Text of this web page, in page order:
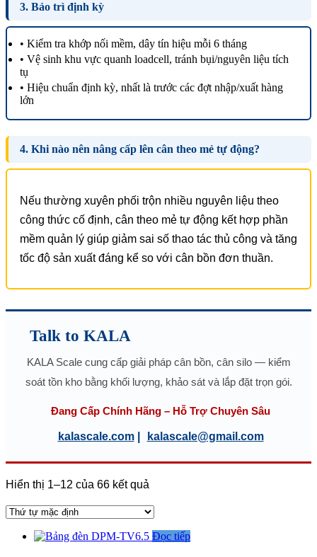
3. Bảo trì định kỳ
• Kiểm tra khớp nối mềm, dây tín hiệu mỗi 6 tháng
• Vệ sinh khu vực quanh loadcell, tránh bụi/nguyên liệu tích
tụ
• Hiệu chuẩn định kỳ, nhất là trước các đợt nhập/xuất hàng
lớn
4. Khi nào nên nâng cấp lên cân theo mẻ tự động?
Nếu thường xuyên phối trộn nhiều nguyên liệu theo
công thức cố định, cân theo mẻ tự động kết hợp phần
mềm quản lý giúp giảm sai số thao tác thủ công và tăng
tốc độ sản xuất đáng kể so với cân bồn đơn thuần.
Talk to KALA
KALA Scale cung cấp giải pháp cân bồn, cân silo — kiểm
soát tồn kho bằng khối lượng, khảo sát và lắp đặt trọn gói.
Đang Cấp Chính Hãng – Hỗ Trợ Chuyên Sâu
kalascale.com| kalascale@gmail.com
Hiển thị 1–12 của 66 kết quả
Đọc tiếp